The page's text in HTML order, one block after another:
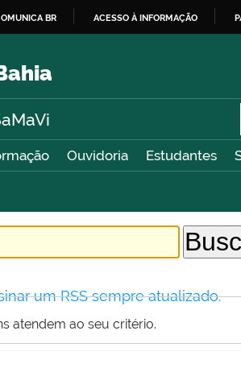
O
BR ACESSO À INFORMAÇÃO
Ouvidoria Estudantes
um RSS sempre atualizado.
atendem ao seu critério.